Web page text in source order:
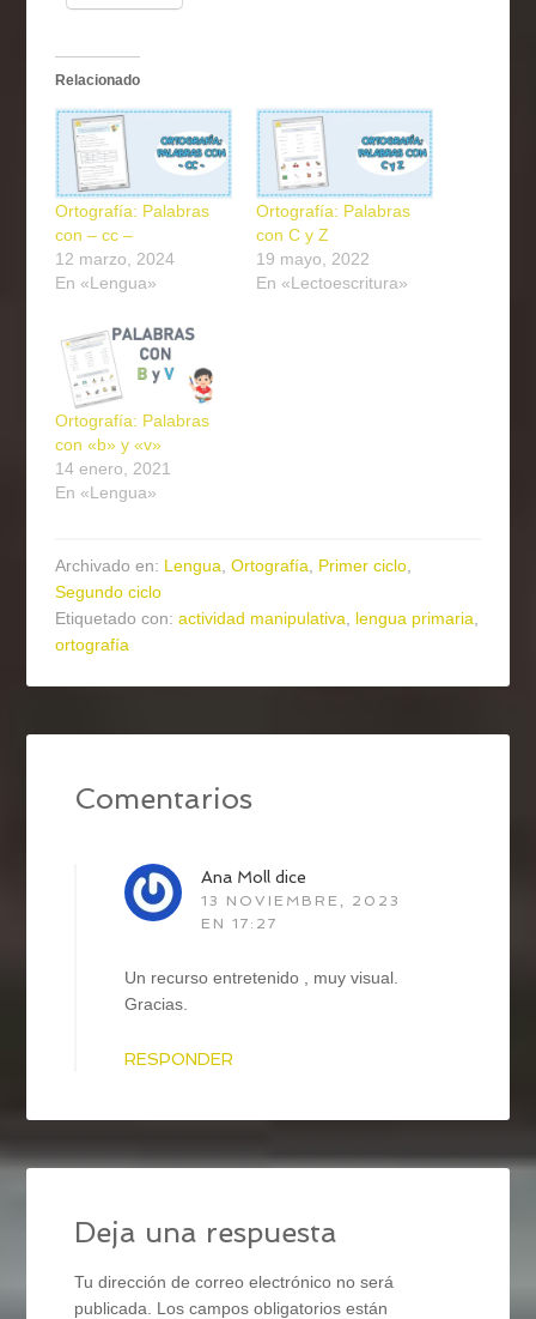
Relacionado
Ortografía: Palabras
con – cc –
12 marzo, 2024
En «Lengua»
Ortografía: Palabras
con C y Z
19 mayo, 2022
En «Lectoescritura»
Ortografía: Palabras
con «b» y «v»
14 enero, 2021
En «Lengua»
Archivado en: Lengua ,Ortografía Primer ciclo
Segundo ciclo
Etiquetado con:actividad manipulativa lengua primaria
ortografía
Comentarios
Ana Moll dice
13 NOVIEMBRE, 2023
EN 17:27
Un recurso entretenido , muy visual.
Gracias.
RESPONDER
Deja una respuesta
Tu dirección de correo electrónico no será
publicada.
Los campos obligatorios están